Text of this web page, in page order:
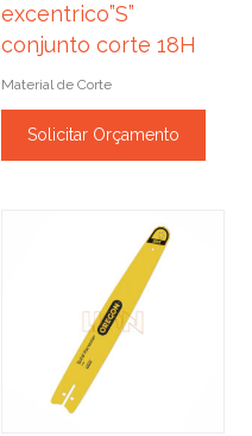
excentrico”S”
conjunto corte 18H
Material de Corte
Solicitar Orçamento